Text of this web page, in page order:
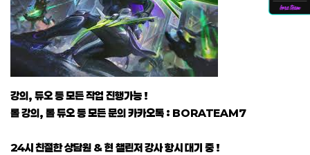
강의, 듀오 등 모든 작업 진행가능 !
롤 강의, 롤 듀오 등 모든 문의 카카오톡 : BORATEAM7
24시 친절한 상담원 & 현 챌린저 강사 항시 대기 중 !